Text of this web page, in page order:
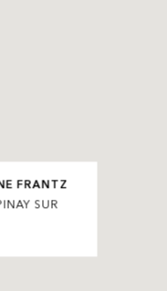
FRANTZ
SUR